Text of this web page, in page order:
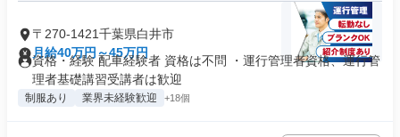
〒270-1421千葉県白井市
月給40万円～45万円
資格・経験 配車経験者 資格は不問 ・運行管理者資格、運行管
理者基礎講習受講者は歓迎
制服あり 業界未経験歓迎 +18個